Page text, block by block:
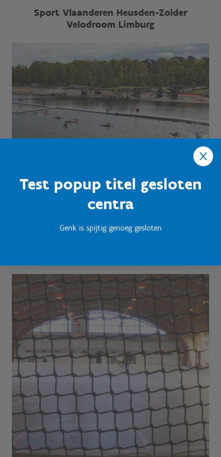
Test popup titel gesloten
centra
Genk is spijtig genoeg gesloten
Sport Vlaanderen Heusden-Zolder
Velodroom Limburg